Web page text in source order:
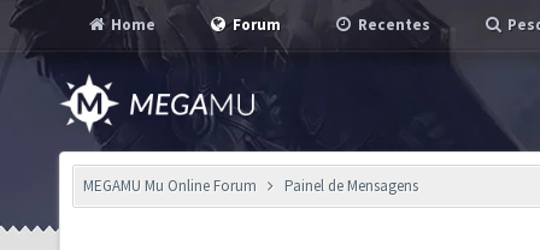
Home Forum Recentes
MEGAMU Mu Online Forum Painel de Mensagens